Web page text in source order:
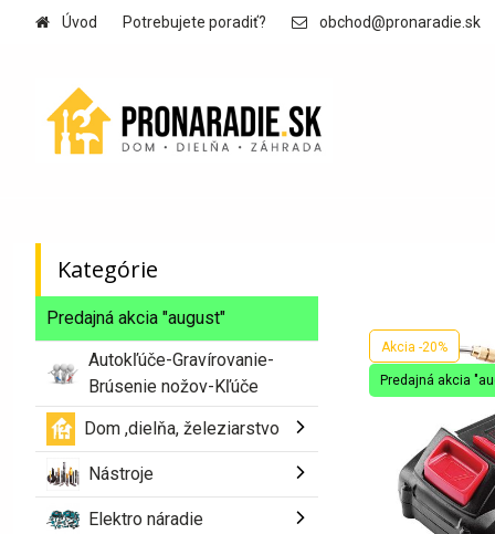
Úvod Potrebujete poradiť? obchod@pronaradie.sk
Pro WQXD750 JYE, 750W, s
Akcia končí za
Akcia -20%
Predajná akcia
Kategórie
Predajná akcia "august"
Autokľúče-Gravírovanie-
Brúsenie nožov-Kľúče
Dom ,dielňa, železiarstvo
Nástroje
Elektro náradie